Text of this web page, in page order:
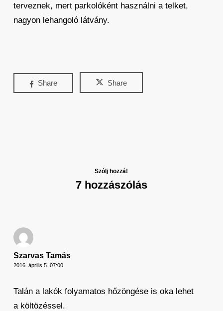
terveznek, mert parkolóként használni a telket,
nagyon lehangoló látvány.
Share Share
Szólj hozzá!
7 hozzászólás
Szarvas Tamás
2016. április 5. 07:00
Talán a lakók folyamatos hőzöngése is oka lehet
a költözéssel.